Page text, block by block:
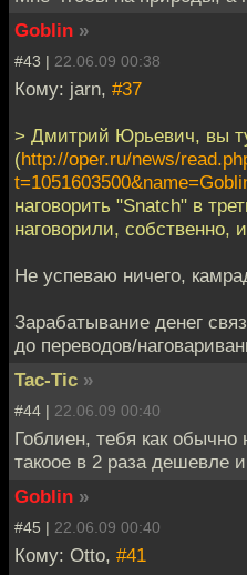
Goblin »
#43 | 22.06.09 00:38
Кому: jarn, #37
> Дмитрий Юрьевич, вы
(http://oper.ru/news/
наговорить "Snatch" в
наговорили, собственно,
Не успеваю ничего,
Зарабатывание денег
до переводов/
Tac-Tic »
#44 | 22.06.09 00:40
Гоблиен, тебя как
такоое в 2 раза дешевле
Goblin »
#45 | 22.06.09 00:40
Кому: Otto, #41